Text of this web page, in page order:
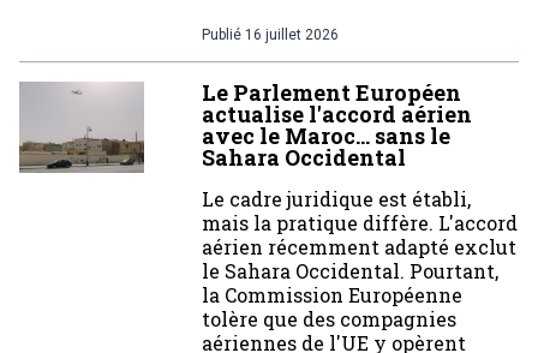
Publié 16 juillet 2026
Le Parlement Européen
actualise l'accord aérien
avec le Maroc… sans le
Sahara Occidental
Le cadre juridique est établi,
mais la pratique diffère. L'accord
aérien récemment adapté exclut
le Sahara Occidental. Pourtant,
la Commission Européenne
tolère que des compagnies
aériennes de l'UE y opèrent